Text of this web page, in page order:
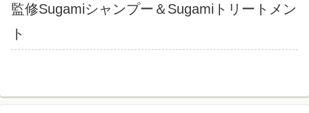
監修Sugamiシャンプー＆Sugamiトリートメン
ト